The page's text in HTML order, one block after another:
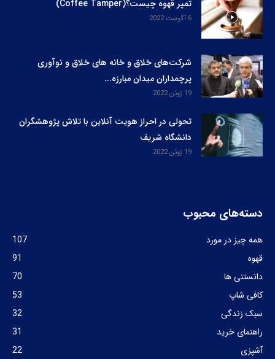
تمپر قهوه چیست؟(Coffee Tamper)
6 آگوست 2022
شرکت‌های خلاق و خانه های خلاق و نوآوری
پرچمداران میدان مبارزه...
19 ژوئن 2022
تحولی در احراز هویت آنلاین با تلاش پژوهشگران
دانشگاه شریف
19 ژوئن 2022
دسته‌های محبوب
همه چیز در مورد
107
قهوه
91
دانستنی ها
70
کافی شاپ
53
سبک زندگی
32
راهنمای خرید
31
آشپزی
22